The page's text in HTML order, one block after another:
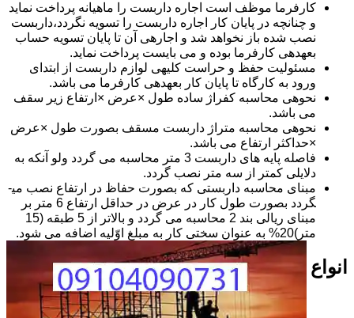
کارفرما موظف است اجاره داربست را ماهیانه پرداخت نماید
و چنانچه در پایان کار اجاره داربست را تسویه نگردد،داربست
نصب شده باز نخواهد شد و اجاره­ی آن تا پایان تسویه حساب
بعهده­ی کارفرما بوده و می بایست پرداخت نماید.
مسئولیت حفظ و حراست کلیه­ی لوازم داربست از ابتدای
ورود به کارگاه تا پایان کار بعهده­ی کارفرما می باشد.
نحوه­ی محاسبه کفراژ ساده طول ×عرض ×ارتفاع زیر سقف
می باشد.
نحوه­ی محاسبه متراژ داربست مسقف بصورت طول ×عرض
×حداکثر ارتفاع می باشد.
فاصله پایه های داربست 3 متر محاسبه می گردد ولو آنکه به
دلایلی کمتر از سه متر نصب گردد.
مبنای محاسبه داربستی که بصورت حفاظ در ارتفاع نصب می­
گردد بصورت طول کار در عرض در حداقل ارتفاع 6 متر بر
مبنای ریالی بند 2 محاسبه می گردد و بالاتر از 5 طبقه (15
متر)20% به عنوان سختی کار به مبلغ اوّلیه اضافه می شود.
انواع